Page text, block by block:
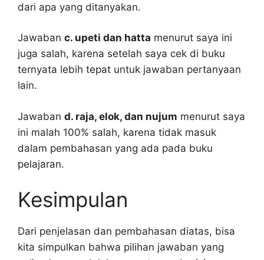
dari apa yang ditanyakan.
Jawaban c. upeti dan hatta menurut saya ini
juga salah, karena setelah saya cek di buku
ternyata lebih tepat untuk jawaban pertanyaan
lain.
Jawaban d. raja, elok, dan nujum menurut saya
ini malah 100% salah, karena tidak masuk
dalam pembahasan yang ada pada buku
pelajaran.
Kesimpulan
Dari penjelasan dan pembahasan diatas, bisa
kita simpulkan bahwa pilihan jawaban yang